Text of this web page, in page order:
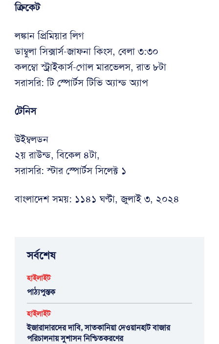
ক্রিকেট
লঙ্কান প্রিমিয়ার লিগ
ডাম্বুলা সিক্সার্স-জাফনা কিংস, বেলা ৩:৩০
কলম্বো স্ট্রাইকার্স-গোল মারভেলস, রাত ৮টা
সরাসরি: টি স্পোর্টস টিভি অ্যান্ড অ্যাপ
টেনিস
উইম্বলডন
২য় রাউন্ড, বিকেল ৪টা,
সরাসরি: স্টার স্পোর্টস সিলেক্ট ১
বাংলাদেশ সময়: ১১৪১ ঘণ্টা, জুলাই ৩, ২০২৪
সর্বশেষ
হাইলাইট
পাঠ্যপুস্তক
হাইলাইট
ইজারাদারদের দাবি, সাতকানিয়া দেওয়ানহাট বাজার
পরিচালনায় সুশাসন নিশ্চিতকরণের